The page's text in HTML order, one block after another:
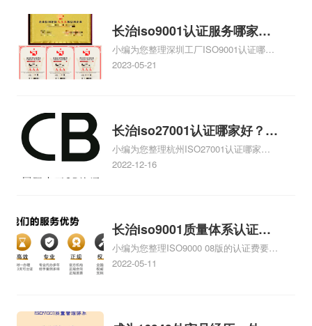
公司推荐、新版ISO45001：2016换版培
训哪家好多少钱什么时间有相关iso体系认
证知识，详情可查看下方正文！
长治iso9001认证服务哪家服
务好？长治iso9001服务哪家
好？
小编为您整理深圳工厂ISO9001认证哪家
服务好、广州ISO9001认证咨询机构哪家
下方正文！
2023-05-21
长治iso27001认证哪家好？长
治iso9001认证哪家好？
小编为您整理杭州ISO27001认证哪家
好、东莞ISO27001认证哪家好、广州
文！
2022-12-16
长治iso9001质量体系认证多
少钱
小编为您整理ISO9000 08版的认证费要多
少、苏州ISO9000认证多少钱、iso9000认
2022-05-11